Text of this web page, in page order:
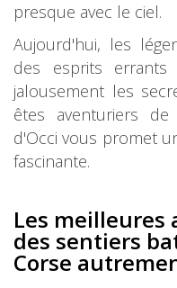
presque avec le ciel.
Aujourd'hui, les
des esprits
jalousement les
êtes aventuriers
d'Occi vous promet
fascinante.
Les
des sentiers
Corse